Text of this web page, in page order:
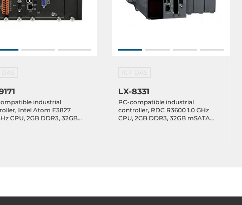
industrial
Intel Atom E3827
CPU, 2GB DDR3, 32GB
LX-8331
PC-compatible industrial
controller, RDC R3600 1.0 GHz
CPU, 2GB DDR3, 32GB mSATA